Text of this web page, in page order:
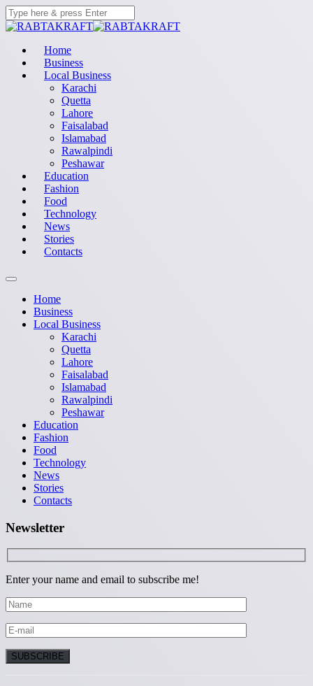
Home
Business
Local Business
Karachi
Quetta
Lahore
Faisalabad
Islamabad
Rawalpindi
Peshawar
Education
Fashion
Food
Technology
News
Stories
Contacts
Home
Business
Local Business
Karachi
Quetta
Lahore
Faisalabad
Islamabad
Rawalpindi
Peshawar
Education
Fashion
Food
Technology
News
Stories
Contacts
Newsletter
Enter your name and email to subscribe me!